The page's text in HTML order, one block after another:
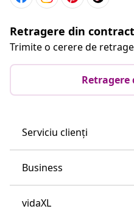
Retragere din contract
Trimite o cerere de
Serviciu clienți
Business
vidaXL